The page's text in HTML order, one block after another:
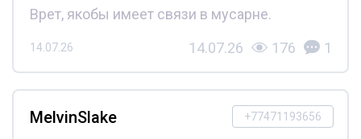
Врет, якобы имеет связи в мусарне.
14.07.26 14.07.26 176 1
+77471193656
MelvinSlake